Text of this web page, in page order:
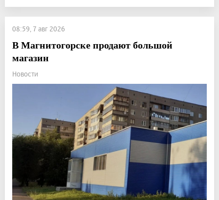
08:59, 7 авг 2026
В Магнитогорске продают большой
магазин
Новости